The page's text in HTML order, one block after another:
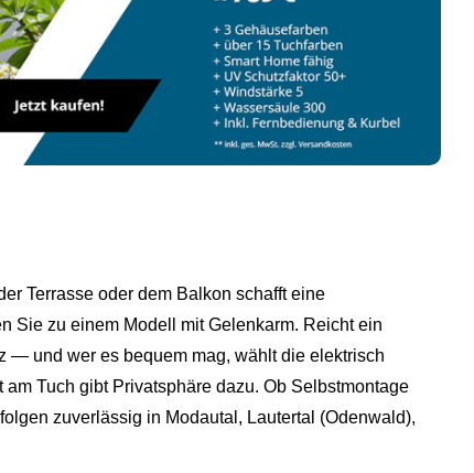
Terrasse oder dem Balkon schafft eine
Sie zu einem Modell mit Gelenkarm. Reicht ein
— und wer es bequem mag, wählt die elektrisch
Tuch gibt Privatsphäre dazu. Ob Selbstmontage
zuverlässig in Modautal, Lautertal (Odenwald),